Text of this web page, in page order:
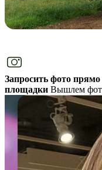
Запросить фото
площадки Вышлем